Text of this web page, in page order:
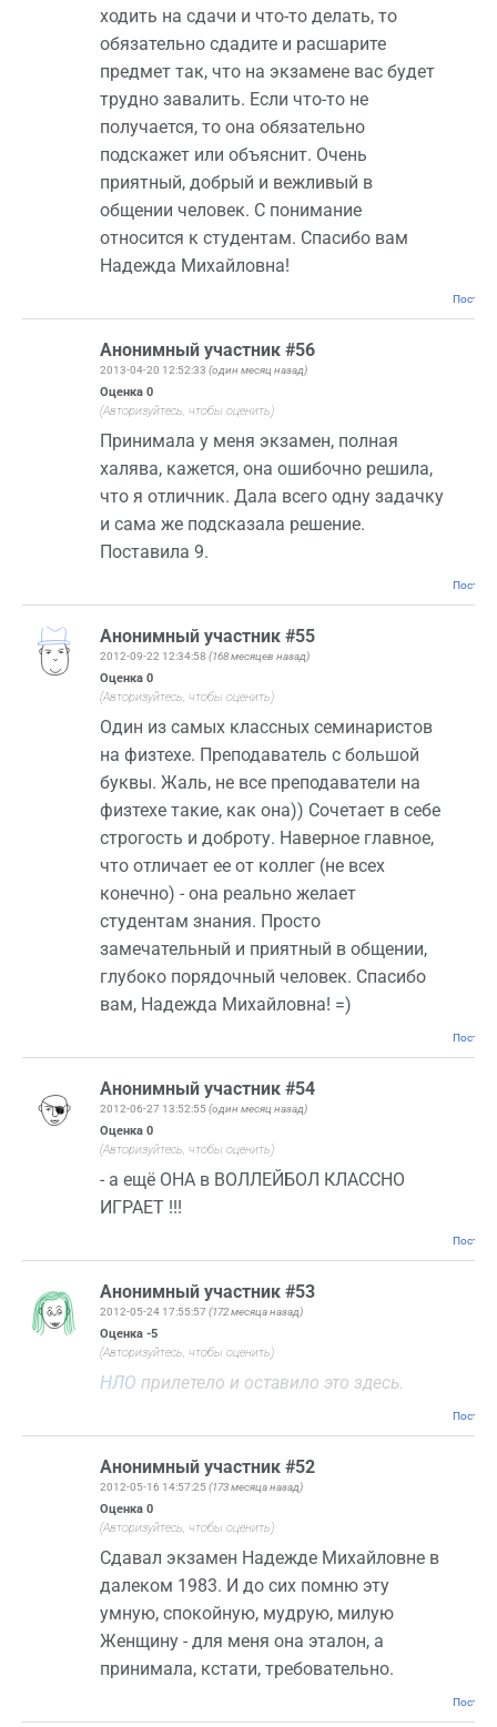
ходить на сдачи и что-то делать, то
обязательно сдадите и расшарите
предмет так, что на экзамене вас будет
трудно завалить. Если что-то не
получается, то она обязательно
подскажет или объяснит. Очень
приятный, добрый и вежливый в
общении человек. С понимание
относится к студентам. Спасибо вам
Надежда Михайловна!
Анонимный участник #56
2013-04-20 12:52:33 (один месяц назад)
Оценка 0
(Авторизуйтесь, чтобы оценить)
Принимала у меня экзамен, полная
халява, кажется, она ошибочно решила,
что я отличник. Дала всего одну задачку
и сама же подсказала решение.
Поставила 9.
Анонимный участник #55
2012-09-22 12:34:58 (168 месяцев назад)
Оценка 0
(Авторизуйтесь, чтобы оценить)
Один из самых классных семинаристов
на физтехе. Преподаватель с большой
буквы. Жаль, не все преподаватели на
физтехе такие, как она)) Сочетает в себе
строгость и доброту. Наверное главное,
что отличает ее от коллег (не всех
конечно) - она реально желает
студентам знания. Просто
замечательный и приятный в общении,
глубоко порядочный человек. Спасибо
вам, Надежда Михайловна! =)
Анонимный участник #54
2012-06-27 13:52:55 (один месяц назад)
Оценка 0
(Авторизуйтесь, чтобы оценить)
- а ещё ОНА в ВОЛЛЕЙБОЛ КЛАССНО
ИГРАЕТ !!!
Анонимный участник #53
2012-05-24 17:55:57 (172 месяца назад)
Оценка -5
(Авторизуйтесь, чтобы оценить)
НЛО прилетело и оставило это здесь.
Анонимный участник #52
2012-05-16 14:57:25 (173 месяца назад)
Оценка 0
(Авторизуйтесь, чтобы оценить)
Сдавал экзамен Надежде Михайловне в
далеком 1983. И до сих помню эту
умную, спокойную, мудрую, милую
Женщину - для меня она эталон, а
принимала, кстати, требовательно.